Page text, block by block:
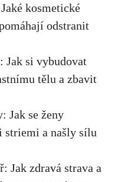
kosmetické
odstranit
Jak si vybudovat
tělu ⁤a⁤ zbavit
Jak se ženy
⁣striemi a našly sílu
Jak zdravá strava a